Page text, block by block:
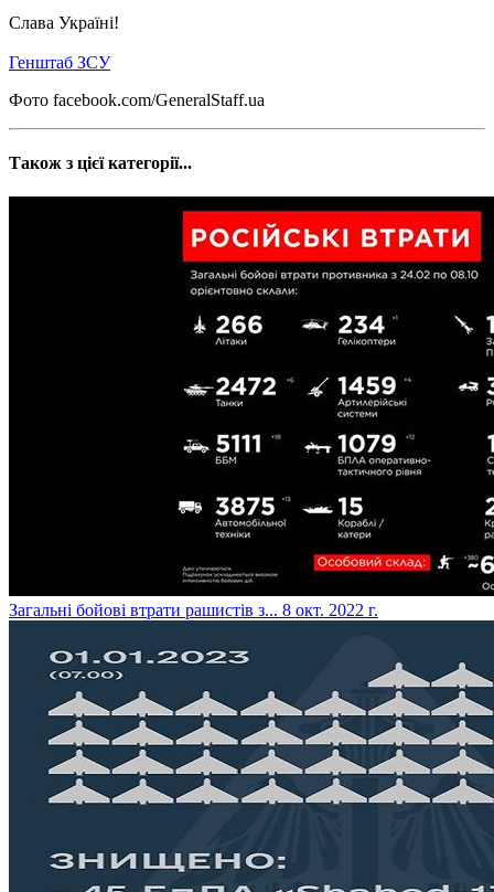
Слава Україні!
Генштаб ЗСУ
Фото facebook.com/GeneralStaff.ua
Також з цієї категорії...
​Загальні бойові втрати рашистів з... 8 окт. 2022 г.